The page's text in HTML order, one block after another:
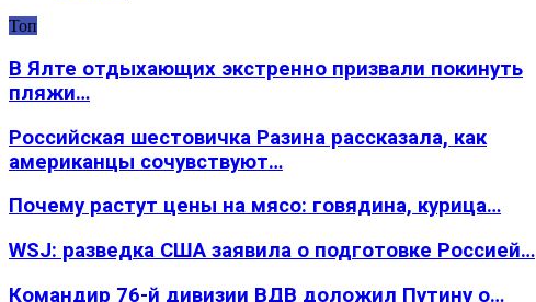
Топ
В Ялте отдыхающих экстренно призвали покинуть
пляжи…
Российская шестовичка Разина рассказала, как
американцы сочувствуют…
Почему растут цены на мясо: говядина, курица…
WSJ: разведка США заявила о подготовке Россией…
Командир 76-й дивизии ВДВ доложил Путину о…